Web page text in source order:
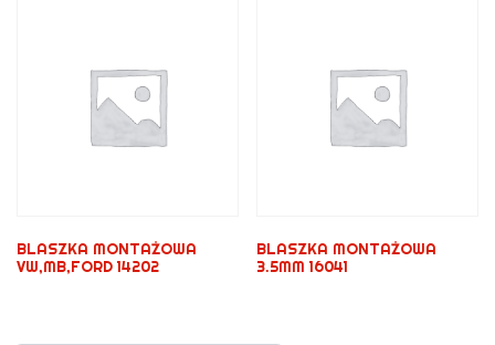
BLASZKA MONTAŻOWA
VW,MB,FORD 14202
BLASZKA MONTAŻOWA
3.5MM 16041